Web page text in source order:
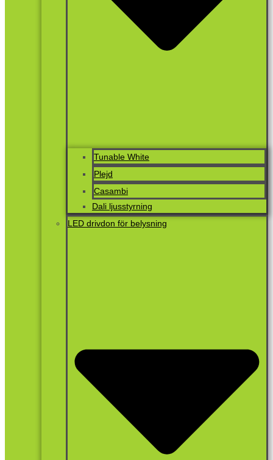
Tunable White
Plejd
Casambi
Dali ljusstyrning
LED drivdon för belysning